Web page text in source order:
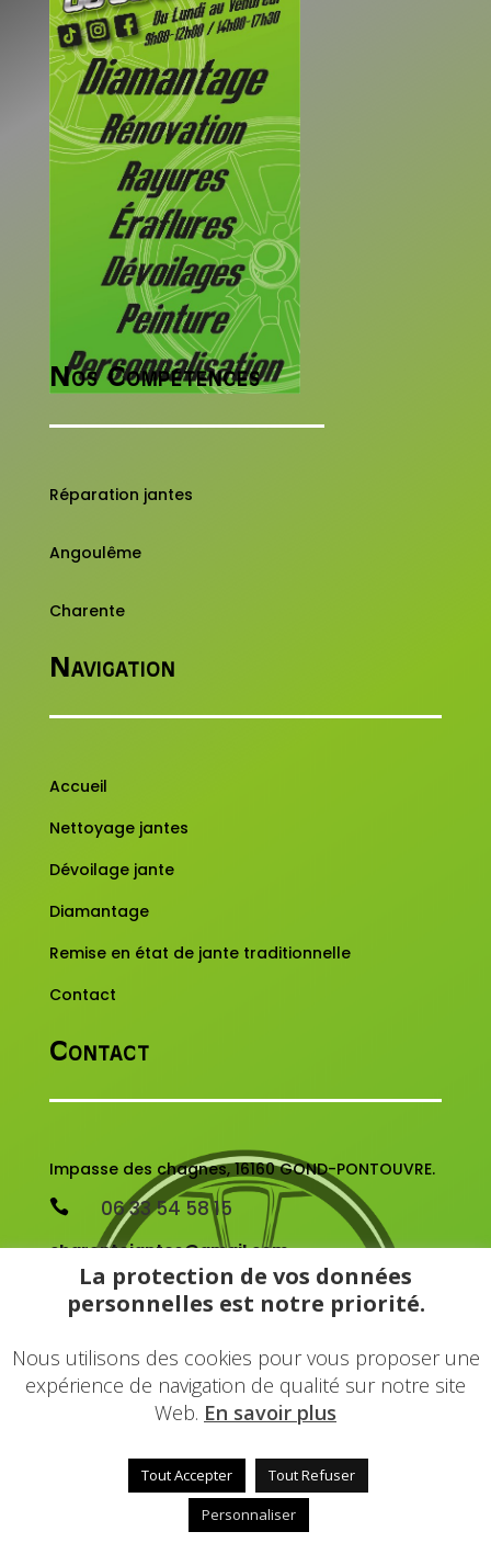
Nos Compétences
Réparation jantes
Angoulême
Charente
Navigation
Accueil
Nettoyage jantes
Dévoilage jante
Diamantage
Remise en état de jante traditionnelle
Contact
Contact
Impasse des chagnes, 16160 GOND-PONTOUVRE.
 06 33 54 58 15
charentejantes@gmail.com
HORAIRES
Du Lundi au vendredi :
14:00 - 17:30
samedi etdimanche
© 2022 - Une réalisationEDConcept24.fr-Mentions
La protection de vos données
personnelles est notre priorité.
Nous utilisons des cookies pour vous proposer une
expérience de navigation de qualité sur notre site
Web. En savoir plus
Tout Accepter
Tout Refuser
Personnaliser